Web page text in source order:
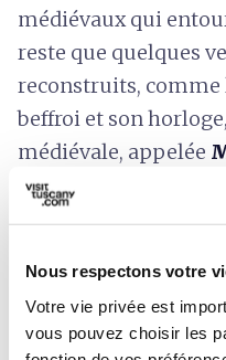
Nous respectons votre
Votre vie privée est
vous pouvez choisir les
médiévaux qui
reste que quelques
reconstruits, comme
beffroi et son
médiévale, appelée
dresse au centre